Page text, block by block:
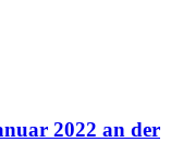
2022 an der